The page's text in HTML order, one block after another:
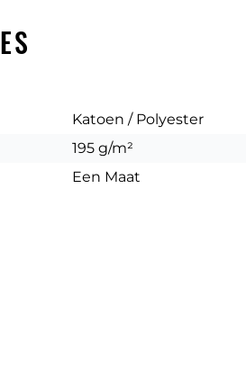
Katoen / Polyester
195 g/m²
Een Maat